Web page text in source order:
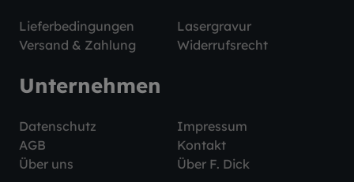
Lieferbedingungen
Lasergravur
Versand & Zahlung
Widerrufsrecht
Unternehmen
Datenschutz
Impressum
AGB
Kontakt
Über uns
Über F. Dick